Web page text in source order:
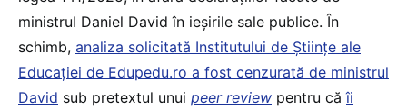
ministrul Daniel David în ieșirile sale publice. În
schimb, analiza solicitată Institutului de Științe ale
Educației de Edupedu.ro a fost cenzurată de ministrul
David sub pretextul unui peer review pentru căîi